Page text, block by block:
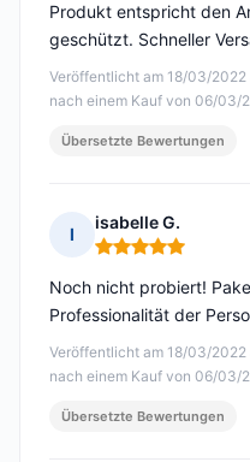
Veröffentlicht am 18/03/2022
nach einem Kauf von 06/03/
Produkt entspricht den
geschützt. Schneller
Übersetzte Bewertungen
I
isabelle G.
Hinweis: 5 von 5
Veröffentlicht am 18/03/2022
nach einem Kauf von 06/03/
Noch nicht probiert!
Professionalität der
Übersetzte Bewertungen